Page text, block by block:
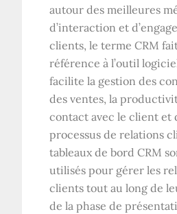
autour des meilleures
d’interaction et
clients, le terme CRM
référence à l’outil
facilite la gestion des
des ventes, la
contact avec le client et
processus de relations
tableaux de bord CRM
utilisés pour gérer les
clients tout au long de
de la phase de